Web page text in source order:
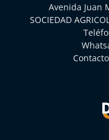
Avenida Juan
SOCIEDAD